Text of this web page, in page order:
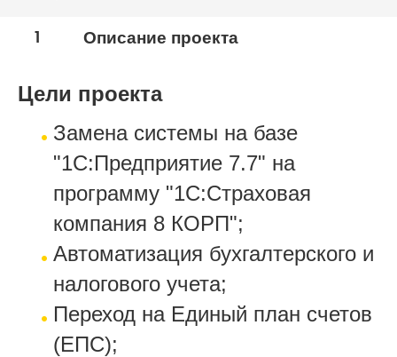
1 Описание проекта
Цели проекта
Замена системы на базе
"1С:Предприятие 7.7" на
программу "1С:Страховая
компания 8 КОРП";
Автоматизация бухгалтерского и
налогового учета;
Переход на Единый план счетов
(ЕПС);